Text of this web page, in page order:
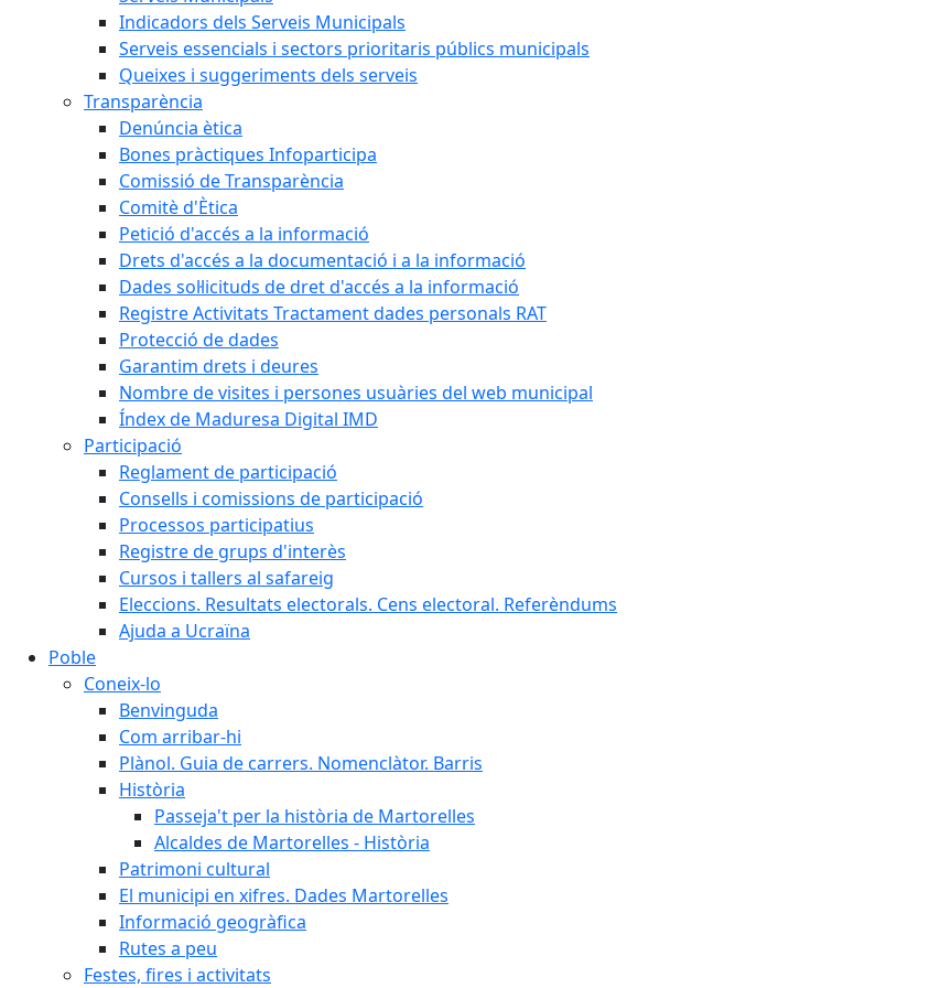
Indicadors dels Serveis Municipals
Serveis essencials i sectors prioritaris públics municipals
Queixes i suggeriments dels serveis
Transparència
Denúncia ètica
Bones pràctiques Infoparticipa
Comissió de Transparència
Comitè d'Ètica
Petició d'accés a la informació
Drets d'accés a la documentació i a la informació
Dades sol·licituds de dret d'accés a la informació
Registre Activitats Tractament dades personals RAT
Protecció de dades
Garantim drets i deures
Nombre de visites i persones usuàries del web municipal
Índex de Maduresa Digital IMD
Participació
Reglament de participació
Consells i comissions de participació
Processos participatius
Registre de grups d'interès
Cursos i tallers al safareig
Eleccions. Resultats electorals. Cens electoral. Referèndums
Ajuda a Ucraïna
Poble
Coneix-lo
Benvinguda
Com arribar-hi
Plànol. Guia de carrers. Nomenclàtor. Barris
Història
Passeja't per la història de Martorelles
Alcaldes de Martorelles - Història
Patrimoni cultural
El municipi en xifres. Dades Martorelles
Informació geogràfica
Rutes a peu
Festes, fires i activitats